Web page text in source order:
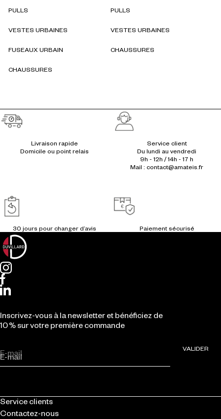
PULLS
VESTES URBAINES
FUSEAUX URBAIN
CHAUSSURES
PULLS
VESTES URBAINES
CHAUSSURES
Réassurances
Livraison rapide
Service client
Du lundi au vendredi
9h - 12h / 14h - 17 h
Mail : contact@amateis.fr
Inscrivez-vous à la newsletter et bénéficiez de
10 % sur votre première commande
E-mail
VALIDER
Service clients
Contactez-nous